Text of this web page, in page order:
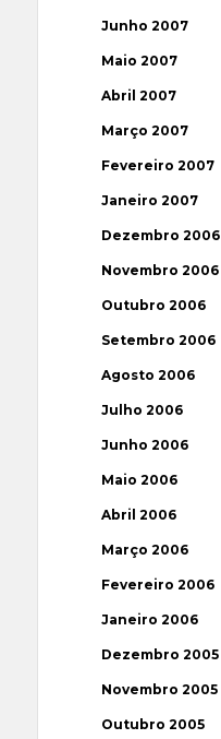
Junho 2007
Maio 2007
Abril 2007
Março 2007
Fevereiro 2007
Janeiro 2007
Dezembro 2006
Novembro 2006
Outubro 2006
Setembro 2006
Agosto 2006
Julho 2006
Junho 2006
Maio 2006
Abril 2006
Março 2006
Fevereiro 2006
Janeiro 2006
Dezembro 2005
Novembro 2005
Outubro 2005